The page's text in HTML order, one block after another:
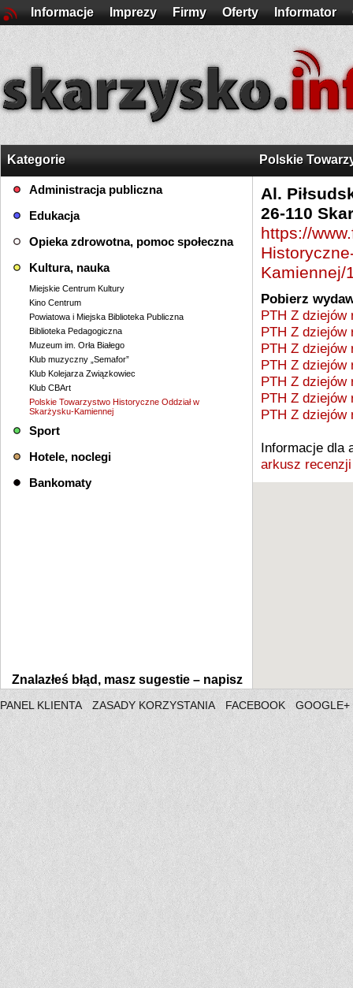
Informacje Imprezy Firmy Oferty Informator
Kategorie
Administracja publiczna
Edukacja
Opieka zdrowotna, pomoc społeczna
Kultura, nauka
Miejskie Centrum Kultury
Kino Centrum
Powiatowa i Miejska Biblioteka Publiczna
Biblioteka Pedagogiczna
Muzeum im. Orła Białego
Klub muzyczny „Semafor”
Klub Kolejarza Związkowiec
Klub CBArt
Polskie Towarzystwo Historyczne Oddział w
Skarżysku-Kamiennej
Sport
Hotele, noclegi
Bankomaty
Znalazłeś błąd, masz sugestie – napisz
Polskie
Al.
26-110
https://
Kamiennej/
Pobierz
PTH Z dziejów
PTH Z dziejów
PTH Z dziejów
PTH Z dziejów
PTH Z dziejów
PTH Z dziejów
PTH Z dziejów
Informacje dla
arkusz recenzji
PANEL KLIENTA ZASADY KORZYSTANIA FACEBOOK GOOGLE+